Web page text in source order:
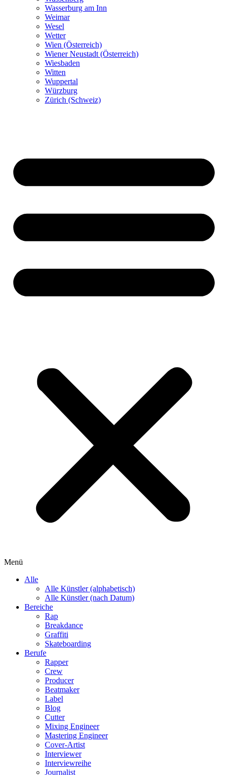
Wasserburg am Inn
Weimar
Wesel
Wetter
Wien (Österreich)
Wiener Neustadt (Österreich)
Wiesbaden
Witten
Wuppertal
Würzburg
Zürich (Schweiz)
Menü
Alle
Alle Künstler (alphabetisch)
Alle Künstler (nach Datum)
Bereiche
Rap
Breakdance
Graffiti
Skateboarding
Berufe
Rapper
Crew
Producer
Beatmaker
Label
Blog
Cutter
Mixing Engineer
Mastering Engineer
Cover-Artist
Interviewer
Interviewreihe
Journalist